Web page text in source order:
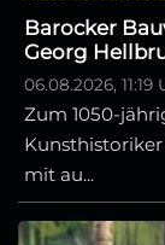
Barocker
Georg
06.08.2026, 11:19
Zum 1050-
Kunsthistoriker
mit au...